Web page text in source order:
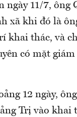
ngày 11/7, ông
xã khi đó là
khai thác, và
có mặt
12 ngày,
Trị vào khai